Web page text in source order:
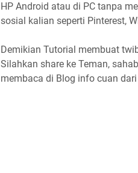
HP Android atau di PC tanpa
sosial kalian seperti Pinterest,
Demikian Tutorial membuat
Silahkan share ke Teman,
membaca di Blog info cuan